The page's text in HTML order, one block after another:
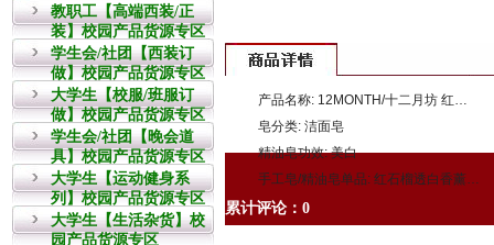
教职工【高端西装/正
装】校园产品货源专区
学生会/社团【西装订
做】校园产品货源专区
大学生【校服/班服订
做】校园产品货源专区
学生会/社团【晚会道
具】校园产品货源专区
大学生【运动健身系
列】校园产品货源专区
大学生【生活杂货】校
园产品货源专区
产品名称: 12MONTH/十二月坊 红石榴透白香薰精油皂
皂分类: 洁面皂
精油皂功效: 美白
手工皂/精油皂单品: 红石榴透白香薰精油皂
累计评论：0